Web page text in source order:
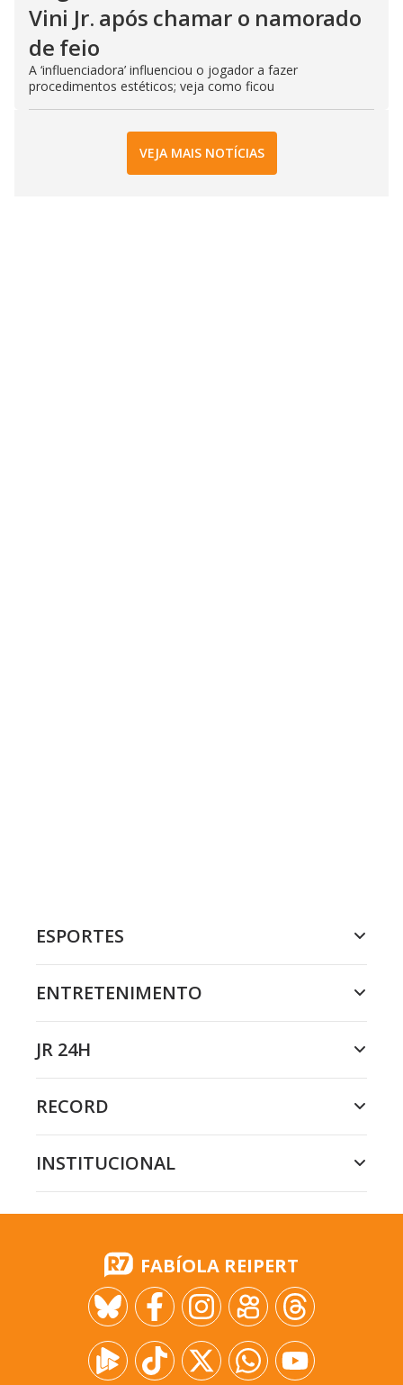
Vini Jr. após chamar o namorado
de feio
A ‘influenciadora’ influenciou o jogador a fazer
procedimentos estéticos; veja como ficou
VEJA MAIS NOTÍCIAS
ESPORTES
ENTRETENIMENTO
JR 24H
RECORD
INSTITUCIONAL
FABÍOLA REIPERT